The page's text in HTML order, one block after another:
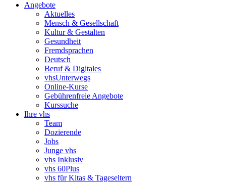
Angebote
Aktuelles
Mensch & Gesellschaft
Kultur & Gestalten
Gesundheit
Fremdsprachen
Deutsch
Beruf & Digitales
vhsUnterwegs
Online-Kurse
Gebührenfreie Angebote
Kurssuche
Ihre vhs
Team
Dozierende
Jobs
Junge vhs
vhs Inklusiv
vhs 60Plus
vhs für Kitas & Tageseltern